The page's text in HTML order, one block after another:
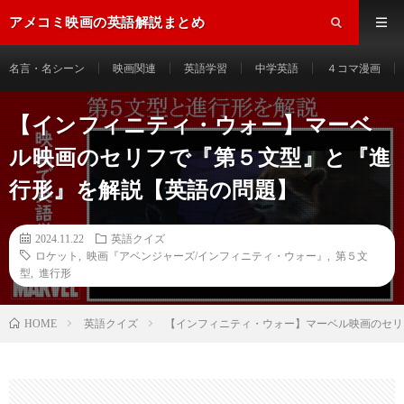
アメコミ映画の英語解説まとめ
名言・名シーン 映画関連 英語学習 中学英語 ４コマ漫画
【インフィニティ・ウォー】マーベ
ル映画のセリフで『第５文型』と『進
行形』を解説【英語の問題】
2024.11.22
英語クイズ
ロケット
映画『アベンジャーズ/インフィニティ・ウォー』
第５文
型
進行形
HOME 英語クイズ 【インフィニティ・ウォー】マーベル映画のセ